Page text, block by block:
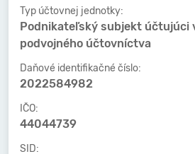
Typ účtovnej jednotky:
Podnikateľský subjekt účtujúci
podvojného účtovníctva
Daňové identifikačné číslo:
2022584982
IČO:
44044739
SID: